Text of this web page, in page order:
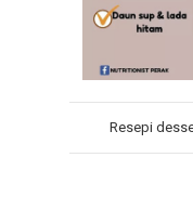
Resepi